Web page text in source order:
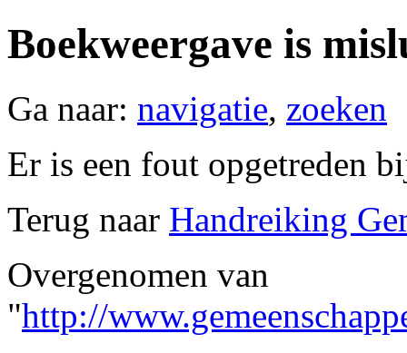
Boekweergave is
Ga naar: navigatie, zoeken
Er is een fout opgetreden
Terug naar Handreiking
Overgenomen van
"http://